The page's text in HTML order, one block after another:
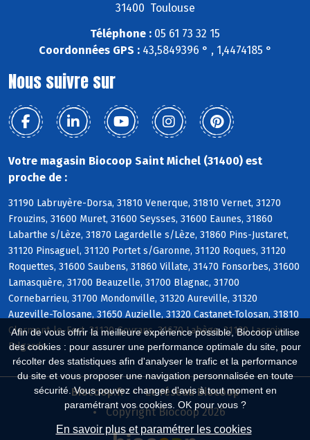
Afin de vous offrir la meilleure expérience possible, Biocoop utilise
des cookies : pour assurer une performance optimale du site, pour
récolter des statistiques afin d'analyser le trafic et la performance
du site et vous proposer une navigation personnalisée en toute
sécurité. Vous pouvez changer d'avis à tout moment en
paramétrant vos cookies. OK pour vous ?
En savoir plus et paramétrer les cookies
31400 Toulouse
Téléphone : 05 61 73 32 15
Coordonnées GPS :43,5849396 ° , 1,4474185 °
Nous suivre sur
Votre magasin Biocoop Saint Michel (31400) est
proche de :
31190 Labruyère-Dorsa, 31810 Venerque, 31810 Vernet, 31270
Frouzins, 31600 Muret, 31600 Seysses, 31600 Eaunes, 31860
Labarthe s/Lèze, 31870 Lagardelle s/Lèze, 31860 Pins-Justaret,
31120 Pinsaguel, 31120 Portet s/Garonne, 31120 Roques, 31120
Roquettes, 31600 Saubens, 31860 Villate, 31470 Fonsorbes, 31600
Lamasquère, 31700 Beauzelle, 31700 Blagnac, 31700
Cornebarrieu, 31700 Mondonville, 31320 Aureville, 31320
Auzeville-Tolosane, 31650 Auzielle, 31320 Castanet-Tolosan, 31810
Clermont-le-Fort, 31120 Goyrans, 31670 Labège, 31120 Lacroix-
Falgarde
Biocoop.fr
Le réseau Biocoop
Copyright Biocoop 2026